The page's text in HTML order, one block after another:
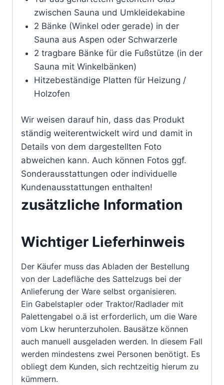
zwischen Sauna und Umkleidekabine
2 Bänke (Winkel oder gerade) in der
Sauna aus Aspen oder Schwarzerle
2 tragbare Bänke für die Fußstütze (in der
Sauna mit Winkelbänken)
Hitzebeständige Platten für Heizung /
Holzofen
Wir weisen darauf hin, dass das Produkt
ständig weiterentwickelt wird und damit in
Details von dem dargestellten Foto
abweichen kann. Auch können Fotos ggf.
Sonderausstattungen oder individuelle
Kundenausstattungen enthalten!
zusätzliche Information
Wichtiger Lieferhinweis
Der Käufer muss das Abladen der Bestellung
von der Ladefläche des Sattelzugs bei der
Anlieferung der Ware selbst organisieren.
Ein Gabelstapler oder Traktor/Radlader mit
Palettengabel o.ä ist erforderlich, um die Ware
vom Lkw herunterzuholen. Bausätze können
auch manuell ausgeladen werden. In diesem Fall
werden mindestens zwei Personen benötigt. Es
obliegt dem Kunden, sich rechtzeitig hierum zu
kümmern.